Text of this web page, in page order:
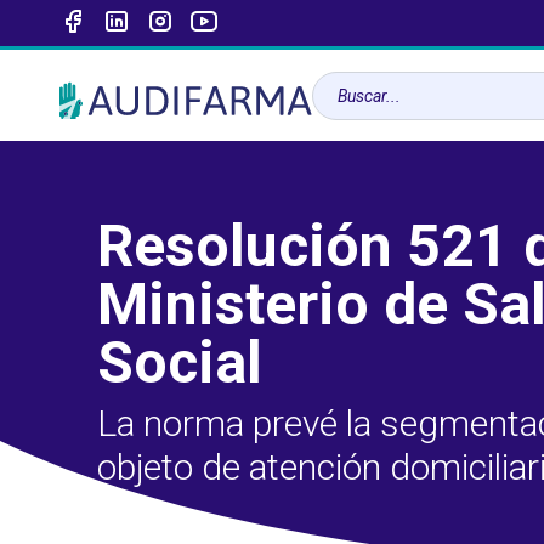
Resolución 521
Ministerio de
Social
La norma prevé la
objeto de atención